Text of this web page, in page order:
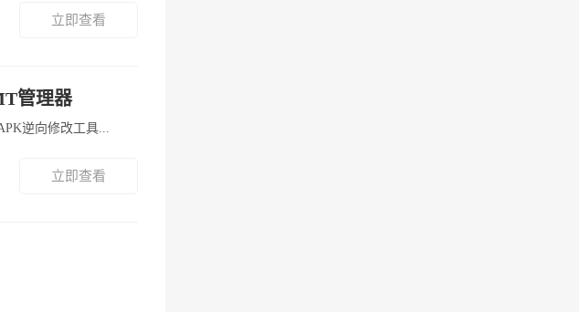
立即查看
管理器
APK逆向修改工具...
立即查看